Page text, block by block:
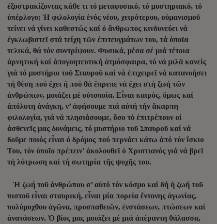
ἐξοστρακίζοντας κάθε τι τό μεταφυσικό, τό μυστηριακό, τό
ὑπέρλογο; Ἡ φιλολογία ἑνός νέου, χειρότερου, οὑμανισμοῦ
τείνει νά γίνει καθεστώς καί ὁ ἄνθρωπος κινδυνεύει νά
ἐγκλωβιστεῖ στά τείχη τῶν ἐπιτευγμάτων του, τά ὁποῖα
τελικά, θά τόν συντρίψουν. Φυσικά, μέσα σέ μιά τέτοια
ἀρνητική καί ἀπογοητευτική ἀτμόσφαιρα, τό νά μιλᾶ κανείς
γιά τό μυστήριο τοῦ Σταυροῦ καί νά ἐπιχειρεῖ νά κατανοήσει
τή θέση πού ἔχει ἤ πού θά ἔπρεπε νά ἔχει στή ζωή τῶν
ἀνθρώπων, μοιάζει μέ οὐτοποία. Εἶναι καιρός, ὅμως καί
ἀπόλυτη ἀνάγκη, ν’ ἀφήσουμε πιά αὐτή τήν ἄκαρπη
φιλολογία, γιά νά πλησιάσουμε, ὅσο τὀ ἐπιτρέπουν οἱ
ἀσθενεῖς μας δυνάμεις, τό μυστήριο τοῦ Σταυροῦ καί νά
δοῦμε ποιός εἶναι ὁ δρόμος πού περνάει κάτω ἀπό τόν ἴσκιο
Του, τόν ὁποῖο πρέπειν’ ἀκολουθεῖ ὁ Χριστιανός γιά νά βρεῖ
τή λύτρωση καί τή σωτηρία τῆς ψυχῆς του.
Ἡ ζωή τοῦ ἀνθρώπου σ’ αὐτό τόν κόσμο καί δή ἡ ζωή τοῦ
πιστοῦ εἶναι σταυρική, εἶναι μία πορεία ἔντονης ἀγωνίας,
πολύμοχθου ἀγῶνα, προσπαθειῶν, ἐνστάσεων, πτώσεων καί
ἀνατάσεων. Ὁ βίος μας μοιάζει μέ μιά ἀπέραντη θάλασσα,